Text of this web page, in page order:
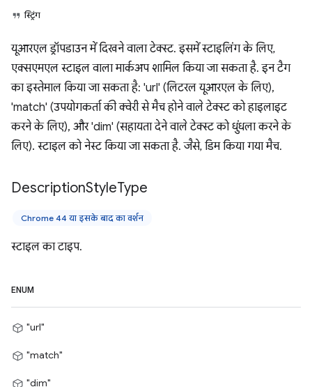
स्ट्रिंग
यूआरएल ड्रॉपडाउन में दिखने वाला टेक्स्ट. इसमें स्टाइलिंग के लिए,
एक्सएमएल स्टाइल वाला मार्कअप शामिल किया जा सकता है. इन टैग
का इस्तेमाल किया जा सकता है: 'url' (लिटरल यूआरएल के लिए),
'match' (उपयोगकर्ता की क्वेरी से मैच होने वाले टेक्स्ट को हाइलाइट
करने के लिए), और 'dim' (सहायता देने वाले टेक्स्ट को धुंधला करने के
लिए). स्टाइल को नेस्ट किया जा सकता है. जैसे, डिम किया गया मैच.
DescriptionStyleType
Chrome 44 या इसके बाद का वर्शन
स्टाइल का टाइप.
ENUM
"url"
"match"
"dim"